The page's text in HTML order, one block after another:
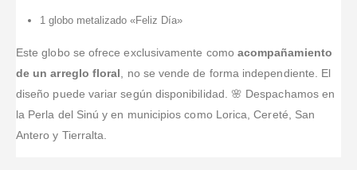
1 globo metalizado «Feliz Día»
Este globo se ofrece exclusivamente como acompañamiento
de un arreglo floral , no se vende de forma independiente. El
diseño puede variar según disponibilidad. 🌸 Despachamos en
la Perla del Sinú y en municipios como Lorica, Cereté, San
Antero y Tierralta.